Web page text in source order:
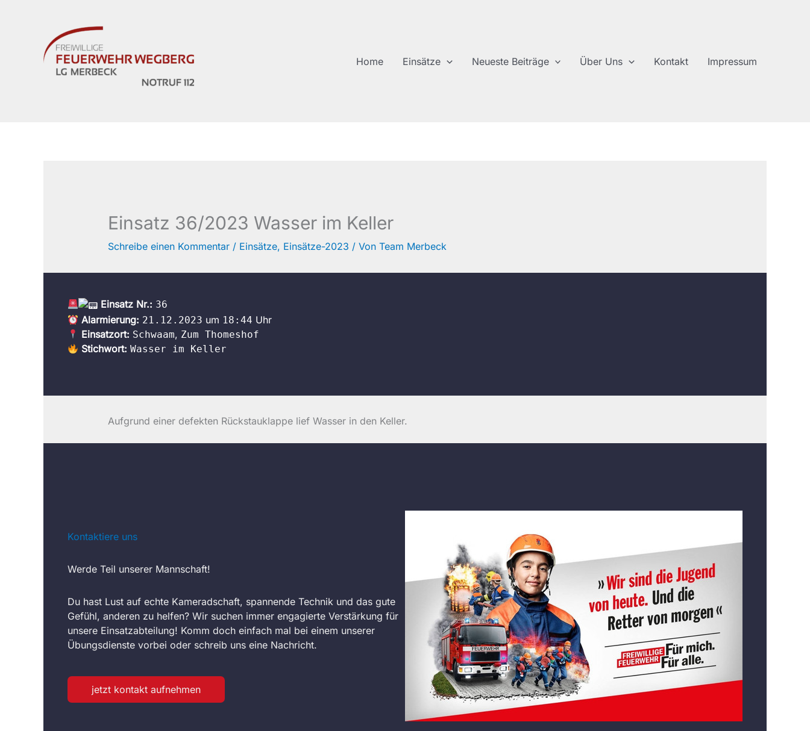
Home Einsätze Neueste Beiträge Über Uns Kontakt Impressum
Einsatz 36/2023 Wasser im Keller
Schreibe einen Kommentar / Einsätze, Einsätze-2023 / Von Team Merbeck
Einsatz Nr.: 36
Alarmierung: 21.12.2023 um 18:44 Uhr
Einsatzort: Schwaam, Zum Thomeshof
Stichwort: Wasser im Keller
Aufgrund einer defekten Rückstauklappe lief Wasser in den Keller.
Kontaktiere uns
Werde Teil unserer Mannschaft!
Du hast Lust auf echte Kameradschaft, spannende Technik und das gute
Gefühl, anderen zu helfen? Wir suchen immer engagierte Verstärkung für
unsere Einsatzabteilung! Komm doch einfach mal bei einem unserer
Übungsdienste vorbei oder schreib uns eine Nachricht.
jetzt kontakt aufnehmen